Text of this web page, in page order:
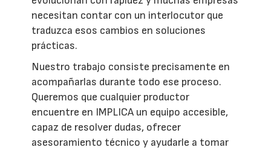
necesitan contar con un interlocutor que
traduzca esos cambios en soluciones
prácticas.
Nuestro trabajo consiste precisamente en
acompañarlas durante todo ese proceso.
Queremos que cualquier productor
encuentre en IMPLICA un equipo accesible,
capaz de resolver dudas, ofrecer
asesoramiento técnico y ayudarle a tomar